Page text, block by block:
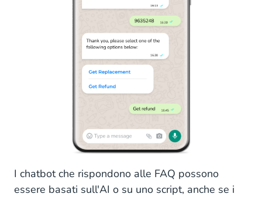
Come si utilizza un Voicebot?
Use Case: VIVID
I chatbot che rispondono alle FAQ possono
essere basati sull'AI o su uno script, anche se i